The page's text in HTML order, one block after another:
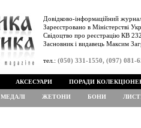
Довідково-інформаційний
Зареєстровано в Міністерстві
Свідоцтво про реєстрацію КВ
Засновник і видавець Максим
тел.: (050) 331-1550, (097) 081-
АКСЕСУАРИ ПОРАДИ
МЕДАЛІ ЖЕТОНИ БОНИ